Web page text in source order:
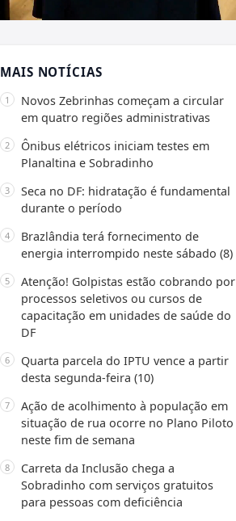
MAIS NOTÍCIAS
Novos Zebrinhas começam a circular
em quatro regiões administrativas
Ônibus elétricos iniciam testes em
Planaltina e Sobradinho
Seca no DF: hidratação é fundamental
durante o período
Brazlândia terá fornecimento de
energia interrompido neste sábado (8)
Atenção! Golpistas estão cobrando por
processos seletivos ou cursos de
capacitação em unidades de saúde do
DF
Quarta parcela do IPTU vence a partir
desta segunda-feira (10)
Ação de acolhimento à população em
situação de rua ocorre no Plano Piloto
neste fim de semana
Carreta da Inclusão chega a
Sobradinho com serviços gratuitos
para pessoas com deficiência